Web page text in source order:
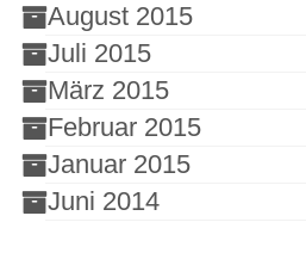
August 2015
Juli 2015
März 2015
Februar 2015
Januar 2015
Juni 2014